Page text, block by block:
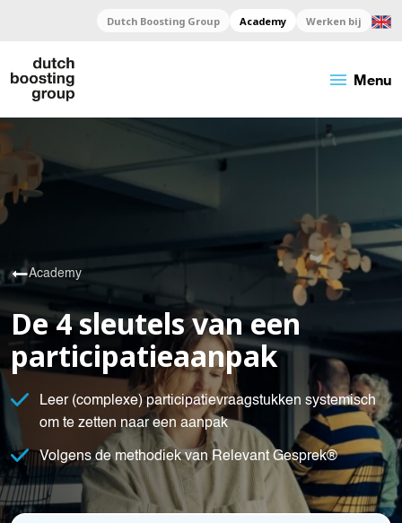
Dutch Boosting Group Academy Werken bij
menu Menu
Academy
De 4 sleutels van een
participatieaanpak
Leer (complexe) participatievraagstukken systemisch
om te zetten naar een aanpak
Volgens de methodiek van Relevant Gesprek®